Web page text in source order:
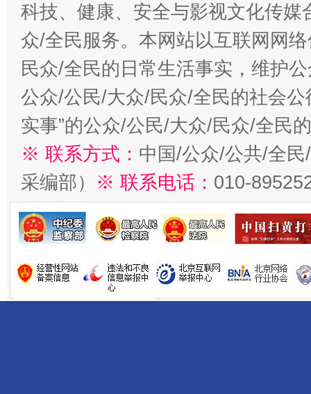
科技、健康、安全与影视文化传
众/全民服务。本网站以互联网网
民众/全民的日常生活事实，维护
公众/公民/大众/民众/全民的社会公
实事”的公众/公民/大众/民众/全民
※ 联系方式： 中国/公众/公共/全
采编部） ※ 联系电话： 010-